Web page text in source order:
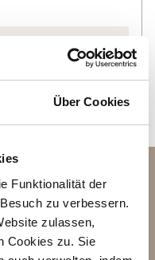
Über Cookies
Funktionalität der
zu verbessern.
zulassen,
Cookies zu. Sie